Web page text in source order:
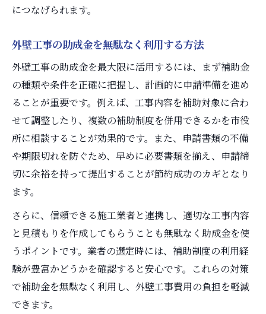
につなげられます。
外壁工事の助成金を無駄なく利用する方法
外壁工事の助成金を最大限に活用するには、まず補助金
の種類や条件を正確に把握し、計画的に申請準備を進め
ることが重要です。例えば、工事内容を補助対象に合わ
せて調整したり、複数の補助制度を併用できるかを市役
所に相談することが効果的です。また、申請書類の不備
や期限切れを防ぐため、早めに必要書類を揃え、申請締
切に余裕を持って提出することが節約成功のカギとなり
ます。
さらに、信頼できる施工業者と連携し、適切な工事内容
と見積もりを作成してもらうことも無駄なく助成金を使
うポイントです。業者の選定時には、補助制度の利用経
験が豊富かどうかを確認すると安心です。これらの対策
で補助金を無駄なく利用し、外壁工事費用の負担を軽減
できます。